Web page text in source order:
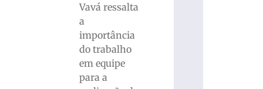
Vavá ressalta
a
importância
do trabalho
em equipe
para a